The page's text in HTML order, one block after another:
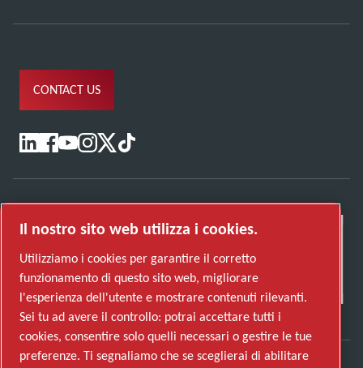
CONTACT US
Il nostro sito web utilizza i cookies.
Utilizziamo i cookies per garantire il corretto
funzionamento di questo sito web, migliorare
l'esperienza dell'utente e mostrare contenuti rilevanti.
Sei tu ad avere il controllo: potrai accettare tutti i
cookies, consentire solo quelli necessari o gestire le tue
preferenze. Ti segnaliamo che se sceglierai di abilitare